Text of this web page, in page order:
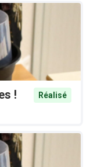
!
Réalisé